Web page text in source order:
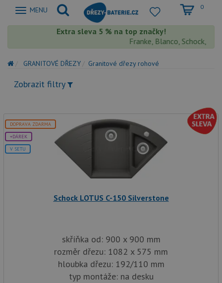
Zobrazit
MENU 0
Extra sleva 5 % na top značky!
Franke, Blanco, Schock,
GRANITOVÉ DŘEZY Granitové dřezy rohové
Zobrazit filtry
DOPRAVA ZDARMA
+DÁREK
V SETU
Schock LOTUS C-150 Silverstone
skříňka od: 900 x 900 mm
rozměr dřezu: 1082 x 575 mm
hloubka dřezu: 192/110 mm
typ montáže: na desku